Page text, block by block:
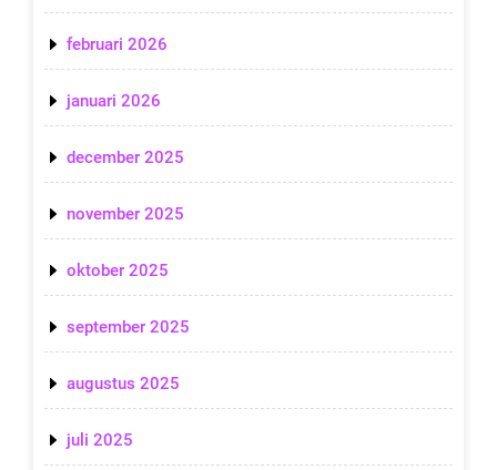
februari 2026
januari 2026
december 2025
november 2025
oktober 2025
september 2025
augustus 2025
juli 2025